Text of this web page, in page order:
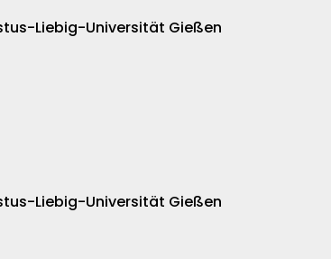
Liebig-Universität Gießen
Liebig-Universität Gießen